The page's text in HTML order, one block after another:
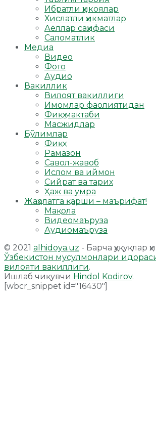
Ибратли ҳикоялар
Хислатли ҳикматлар
Аёллар саҳифаси
Саломатлик
Медиа
Видео
Фото
Аудио
Вакиллик
Вилоят вакиллиги
Имомлар фаолиятидан
Фиқҳ мактаби
Масжидлар
Бўлимлар
Фиқҳ
Рамазон
Савол-жавоб
Ислом ва иймон
Сийрат ва тарих
Ҳаж ва умра
Жаҳолатга қарши – маърифат!
Мақола
Видеомаъруза
Аудиомаъруза
© 2021 alhidoya.uz - Барча ҳуқуқлар
Ўзбекистон мусулмонлари
вилояти вакиллиги.
Ишлаб чиқувчи Hindol Kodirov.
[wbcr_snippet id="16430"]